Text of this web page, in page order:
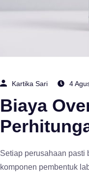
Kartika Sari 4
Biaya
Setiap perusahaan pasti
komponen pembentuk